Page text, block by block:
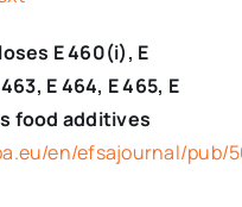
E 460(i), E
E 464, E 465, E
food additives
en/efsajournal/pub/